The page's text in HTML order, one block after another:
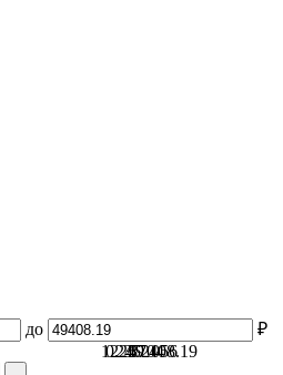
до
₽
0.25
12 352
24 704
37 056
49 408.19